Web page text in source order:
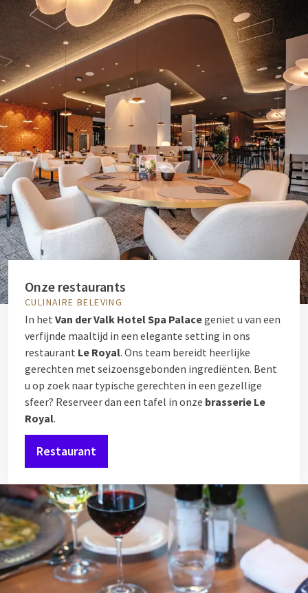
Onze restaurants
CULINAIRE BELEVING
In het Van der Valk Hotel Spa Palacegeniet u van een
verfijnde maaltijd in een elegante setting in ons
restaurant Le Royal. Ons team bereidt heerlijke
gerechten met seizoensgebonden ingrediënten. Bent
u op zoek naar typische gerechten in een gezellige
sfeer? Reserveer dan een tafel in onze brasserie Le
Royal.
Restaurant